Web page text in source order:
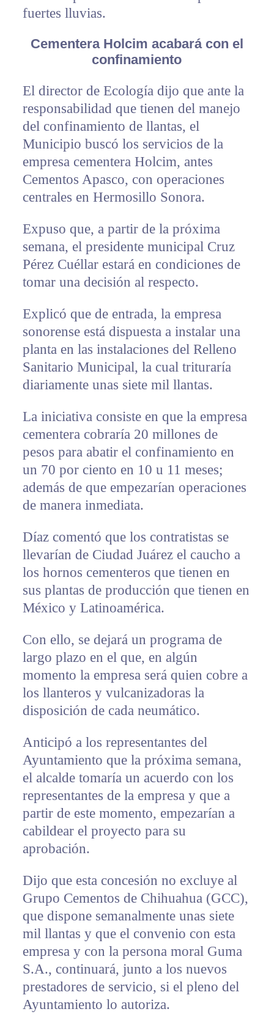
fuertes lluvias.
Cementera Holcim acabará con el
confinamiento
El director de Ecología dijo que ante la
responsabilidad que tienen del manejo
del confinamiento de llantas, el
Municipio buscó los servicios de la
empresa cementera Holcim, antes
Cementos Apasco, con operaciones
centrales en Hermosillo Sonora.
Expuso que, a partir de la próxima
semana, el presidente municipal Cruz
Pérez Cuéllar estará en condiciones de
tomar una decisión al respecto.
Explicó que de entrada, la empresa
sonorense está dispuesta a instalar una
planta en las instalaciones del Relleno
Sanitario Municipal, la cual trituraría
diariamente unas siete mil llantas.
La iniciativa consiste en que la empresa
cementera cobraría 20 millones de
pesos para abatir el confinamiento en
un 70 por ciento en 10 u 11 meses;
además de que empezarían operaciones
de manera inmediata.
Díaz comentó que los contratistas se
llevarían de Ciudad Juárez el caucho a
los hornos cementeros que tienen en
sus plantas de producción que tienen en
México y Latinoamérica.
Con ello, se dejará un programa de
largo plazo en el que, en algún
momento la empresa será quien cobre a
los llanteros y vulcanizadoras la
disposición de cada neumático.
Anticipó a los representantes del
Ayuntamiento que la próxima semana,
el alcalde tomaría un acuerdo con los
representantes de la empresa y que a
partir de este momento, empezarían a
cabildear el proyecto para su
aprobación.
Dijo que esta concesión no excluye al
Grupo Cementos de Chihuahua (GCC),
que dispone semanalmente unas siete
mil llantas y que el convenio con esta
empresa y con la persona moral Guma
S.A., continuará, junto a los nuevos
prestadores de servicio, si el pleno del
Ayuntamiento lo autoriza.